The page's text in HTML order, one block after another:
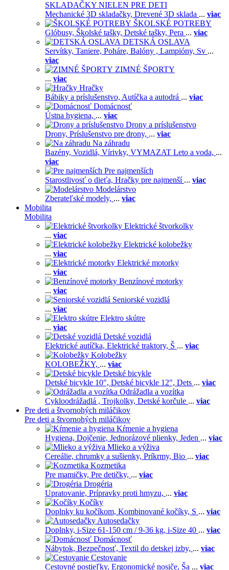
SKLADAČKY NIELEN PRE DETI
Mechanické 3D skladačky, Drevené 3D sklada ... viac
ŠKOLSKÉ POTREBY
Glóbusy, Školské tašky, Detské tašky, Pera ... viac
DETSKÁ OSLAVA
Servítky, Taniere, Poháre, Balóny , Lampióny, Sv ...
viac
ZIMNÉ ŠPORTY
... viac
Hračky
Bábiky a príslušenstvo, Autíčka a autodrá ... viac
Domácnosť
Ústna hygiena, ... viac
Drony a príslušenstvo
Drony, Príslušenstvo pre drony, ... viac
Na záhradu
Bazény, Vozidlá, Vírivky, VYMAZAT Leto a voda, ...
viac
Pre najmenších
Starostlivosť o dieťa, Hračky pre najmenší ... viac
Modelárstvo
Zberateľské modely, ... viac
Mobilita
Mobilita
Elektrické štvorkolky
... viac
Elektrické kolobežky
... viac
Elektrické motorky
... viac
Benzínové motorky
... viac
Seniorské vozidlá
... viac
Elektro skútre
... viac
Detské vozidlá
Elektrické autíčka, Elektrické traktory, Š ... viac
Kolobežky
KOLOBEŽKY, ... viac
Detské bicykle
Detské bicykle 10", Detské bicykle 12", Dets ... viac
Odrážadla a vozítka
Cykloodrážadlá , Trojkolky, Detské korčule ... viac
Pre deti a štvornohých miláčikov
Pre deti a štvornohých miláčikov
Kŕmenie a hygiena
Hygiena, Dojčenie, Jednorázové plienky, Jeden ... viac
Mlieko a výživa
Cereálie, chrumky a sušienky, Príkrmy, Bio ... viac
Kozmetika
Pre mamičky, Pre detičky, ... viac
Drogéria
Upratovanie, Prípravky proti hmyzu, ... viac
Kočíky
Doplnky ku kočíkom, Kombinované kočíky, S ... viac
Autosedačky
Doplnky, i-Size 61-150 cm / 9-36 kg, i-Size 40 ... viac
Domácnosť
Nábytok, Bezpečnosť, Textil do detskej izby, ... viac
Cestovanie
Cestovné postieľky, Ergonomické nosiče, Ša ... viac